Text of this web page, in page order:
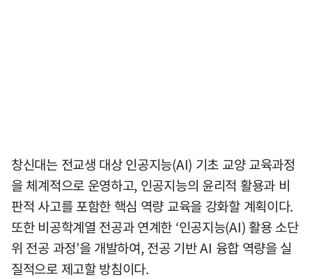
창신대는 전교생 대상 인공지능(AI) 기초 교양 교육과정
을 체계적으로 운영하고, 인공지능의 윤리적 활용과 비
판적 사고를 포함한 핵심 역량 교육을 강화할 계획이다.
또한 비공학계열 전공과 연계한 ‘인공지능(AI) 활용 소단
위 전공 과정’을 개발하여, 전공 기반 AI 융합 역량을 실
질적으로 제고할 방침이다.